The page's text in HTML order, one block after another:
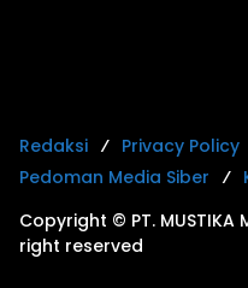
Redaksi Privacy Policy
Pedoman Media Siber
Copyright © PT. MUSTIKA
right reserved